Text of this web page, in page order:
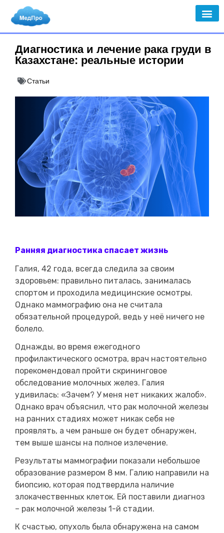
Диагностика и лечение рака груди в
Казахстане: реальные истории
Статьи
Ранняя диагностика спасает жизнь
Галия, 42 года, всегда следила за своим
здоровьем: правильно питалась, занималась
спортом и проходила медицинские осмотры.
Однако маммографию она не считала
обязательной процедурой, ведь у неё ничего не
болело.
Однажды, во время ежегодного
профилактического осмотра, врач настоятельно
порекомендовал пройти скрининговое
обследование молочных желез. Галия
удивилась: «Зачем? У меня нет никаких жалоб».
Однако врач объяснил, что рак молочной железы
на ранних стадиях может никак себя не
проявлять, а чем раньше он будет обнаружен,
тем выше шансы на полное излечение.
Результаты маммографии показали небольшое
образование размером 8 мм. Галию направили на
биопсию, которая подтвердила наличие
злокачественных клеток. Ей поставили диагноз
– рак молочной железы 1-й стадии.
К счастью, опухоль была обнаружена на самом